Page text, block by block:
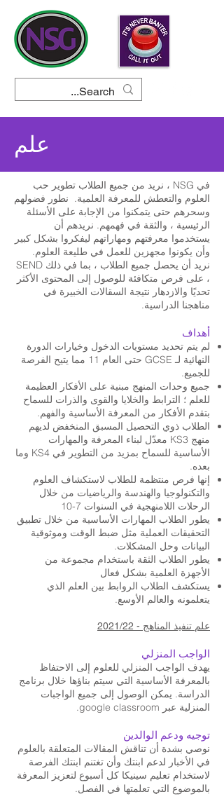
علم
في NSG ، نريد من جميع الطلاب تطوير حب
العلوم والتعطش للمعرفة العلمية. نطور فضولهم
وسحرهم حتى يتمكنوا من الإجابة على الأسئلة
الرئيسية ، والثقة في فهمهم. نريدهم أن
يستخدموا معرفتهم ومهاراتهم ليفكروا بشكل كبير
وأن يكونوا مجهزين للعمل في طليعة العلوم.
نريد أن يحصل جميع الطلاب ، بما في ذلك SEND
، على فرص متكافئة للوصول إلى المحتوى الأكثر
تحديًا والازدهار نتيجة السقالات الخبيرة في
مناهجنا الدراسية.
أهداف
لم يتم تحديد مستويات الدخول وخيارات الدورة
النهائية لـ GCSE حتى العام 11 مما يتيح الفرصة
للجميع.
جميع وحدات المنهج مبنية على الأفكار العظيمة
للعلم ؛ الترابط والخلايا والقوى والذرات للسماح
بتقدم الأفكار من المعرفة الأساسية والفهم.
الطلاب ذوي التحصيل المسبق المنخفض لديهم
منهج KS3 معدّل لبناء المعرفة والمهارات
الأساسية للسماح بمزيد من التطوير في KS4 وما
بعده.
إنها فرص منتظمة للطلاب لاستكشاف العلوم
والتكنولوجيا والهندسة والرياضيات من خلال
الرحلات اللامنهجية في السنوات 7-10
يطور الطلاب المهارات الأساسية من خلال تطبيق
التحقيقات العملية مثل ضبط الوقت وموثوقية
البيانات وحل المشكلات.
يطور الطلاب الثقة باستخدام مجموعة من
الأجهزة العلمية بشكل فعال
يستكشف الطلاب الروابط بين العلم الذي
يتعلمونه والعالم الأوسع.
علم تنفيذ المناهج - 2021/22
الواجب المنزلي
يهدف الواجب المنزلي للعلوم إلى الاحتفاظ
بالمعرفة الأساسية التي سيتم بناؤها خلال برنامج
الدراسة. يمكن الوصول إلى جميع الواجبات
المنزلية عبر google classroom.
توجيه ودعم الوالدين
نوصي بشدة أن تناقش المقالات المتعلقة بالعلوم
في الأخبار لدعم ابنتك وأن تغتنم ابنتك الفرصة
لاستخدام تعليم سينيكا كل أسبوع لتعزيز المعرفة
بالموضوع التي تعلمتها في الفصل.